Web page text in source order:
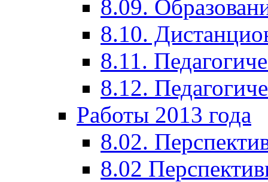
8.09.
8.10.
8.11.
8.12.
Работы 2013 года
8.02.
8.02